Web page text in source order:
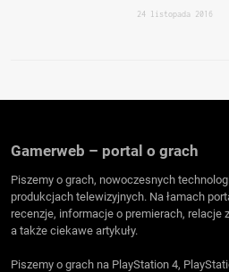
24 listopada 2016
Gamerweb – portal o grach
Piszemy o grach, nowoczesnych
produkcjach telewizyjnych. Na łamach
recenzje, informacje o premierach, relacje
a także ciekawe artykuły.
Piszemy o grach na PlayStation 4,